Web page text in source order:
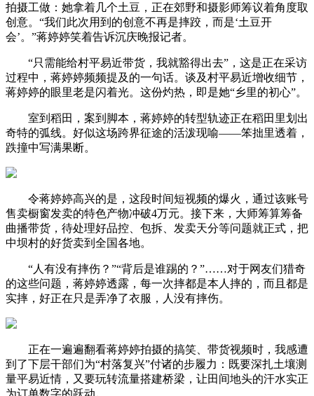
拍摄工做：她拿着几个土豆，正在郊野和摄影师筹议着角度取
创意。“我们此次用到的创意不再是摔跤，而是‘土豆开
会’。”蒋婷婷笑着告诉沉庆晚报记者。
“只需能给村平易近带货，我就豁得出去”，这是正在采访
过程中，蒋婷婷频频提及的一句话。谈及村平易近增收细节，
蒋婷婷的眼里老是闪着光。这份灼热，即是她“乡里的初心”。
室到稻田，案到脚本，蒋婷婷的转型轨迹正在稻田里划出
奇特的弧线。好似这场跨界征途的活泼现喻——笨拙里透着，
跌撞中写满果断。
令蒋婷婷高兴的是，这段时间短视频的爆火，通过该账号
售卖橱窗发卖的特色产物冲破4万元。接下来，大师筹算筹备
曲播带货，待处理好品控、包拆、发卖天分等问题就正式，把
中坝村的好货卖到全国各地。
“人有没有摔伤？”“背后是谁踢的？”……对于网友们猎奇
的这些问题，蒋婷婷透露，每一次摔都是本人摔的，而且都是
实摔，好正在只是弄净了衣服，人没有摔伤。
正在一遍遍翻看蒋婷婷拍摄的搞笑、带货视频时，我感遭
到了下层干部们为“村落复兴”付诸的步履力：既要深扎土壤测
量平易近情，又要玩转流量搭建桥梁，让田间地头的汗水实正
为订单数字的跃动。